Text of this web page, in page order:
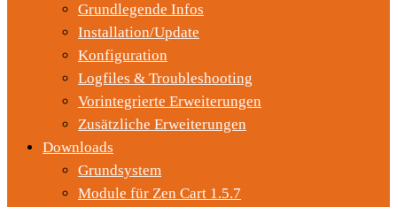
Grundlegende Infos
Installation/Update
Konfiguration
Logfiles & Troubleshooting
Vorintegrierte Erweiterungen
Zusätzliche Erweiterungen
Downloads
Grundsystem
Module für Zen Cart 1.5.7